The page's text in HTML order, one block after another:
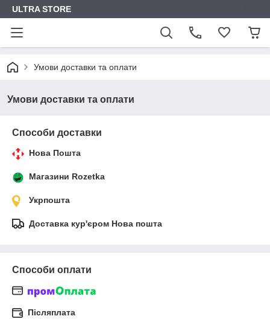
ULTRA STORE
Умови доставки та оплати
Умови доставки та оплати
Способи доставки
Нова Пошта
Магазини Rozetka
Укрпошта
Доставка кур'єром Нова пошта
Способи оплати
Післяплата